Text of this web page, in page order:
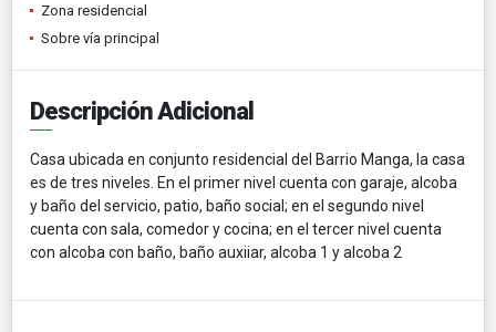
Zona residencial
Sobre vía principal
Descripción Adicional
Casa ubicada en conjunto residencial del Barrio Manga, la casa
es de tres niveles. En el primer nivel cuenta con garaje, alcoba
y baño del servicio, patio, baño social; en el segundo nivel
cuenta con sala, comedor y cocina; en el tercer nivel cuenta
con alcoba con baño, baño auxiiar, alcoba 1 y alcoba 2